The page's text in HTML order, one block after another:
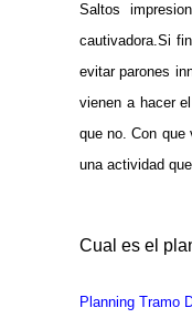
Saltos
cautivadora.Si
evitar parones
vienen a hacer
que no.Con que
una actividad
Cual es el
Planning Tramo